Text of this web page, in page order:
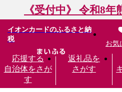
《受付中》 令和8
イオンカードのふるさと納
税
応援する
自治体をさが
す
返礼品を
さがす
お気